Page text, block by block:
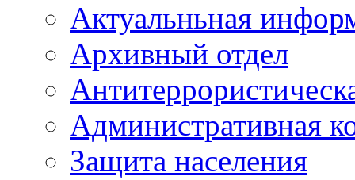
Актуальньная
Архивный отдел
Административная
Защита населения